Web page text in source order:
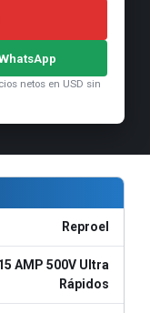
netos en USD sin
Reproel
AMP 500V Ultra
Rápidos